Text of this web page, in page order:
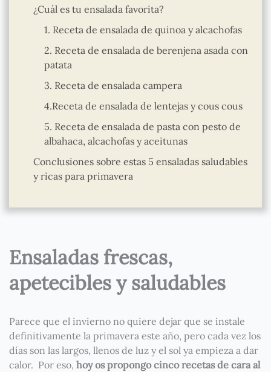
¿Cuál es tu ensalada favorita?
1. Receta de ensalada de quinoa y alcachofas
2. Receta de ensalada de berenjena asada con
patata
3. Receta de ensalada campera
4.Receta de ensalada de lentejas y cous cous
5. Receta de ensalada de pasta con pesto de
albahaca, alcachofas y aceitunas
Conclusiones sobre estas 5 ensaladas saludables
y ricas para primavera
Ensaladas frescas,
apetecibles y saludables
Parece que el invierno no quiere dejar que se instale
definitivamente la primavera este año, pero cada vez los
días son las largos, llenos de luz y el sol ya empieza a dar
calor. Por eso, hoy os propongo cinco recetas de cara al